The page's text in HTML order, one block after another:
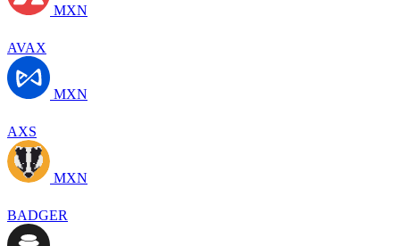
MXN
AVAX
MXN
AXS
MXN
BADGER